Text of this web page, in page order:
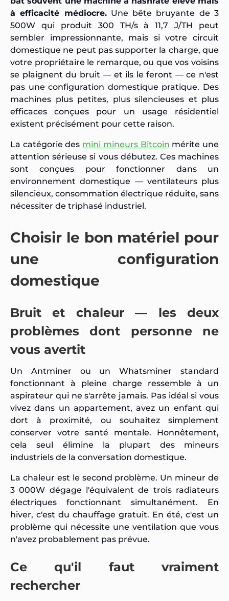
à efficacité médiocre.Une bête bruyante de 3
500W qui produit 300 TH/s à 11,7 J/TH peut
sembler impressionnante, mais si votre circuit
domestique ne peut pas supporter la charge, que
votre propriétaire le remarque, ou que vos voisins
se plaignent du bruit — et ils le feront — ce n'est
pas une configuration domestique pratique. Des
machines plus petites, plus silencieuses et plus
efficaces conçues pour un usage résidentiel
existent précisément pour cette raison.
La catégorie des mini mineurs Bitcoin mérite une
attention sérieuse si vous débutez. Ces machines
sont conçues pour fonctionner dans un
environnement domestique — ventilateurs plus
silencieux, consommation électrique réduite, sans
nécessiter de triphasé industriel.
Choisir le bon matériel pour
une configuration
domestique
Bruit et chaleur — les deux
problèmes dont personne ne
vous avertit
Un Antminer ou un Whatsminer standard
fonctionnant à pleine charge ressemble à un
aspirateur qui ne s'arrête jamais. Pas idéal si vous
vivez dans un appartement, avez un enfant qui
dort à proximité, ou souhaitez simplement
conserver votre santé mentale. Honnêtement,
cela seul élimine la plupart des mineurs
industriels de la conversation domestique.
La chaleur est le second problème. Un mineur de
3 000W dégage l'équivalent de trois radiateurs
électriques fonctionnant simultanément. En
hiver, c'est du chauffage gratuit. En été, c'est un
problème qui nécessite une ventilation que vous
n'avez probablement pas prévue.
Ce qu'il faut vraiment
rechercher